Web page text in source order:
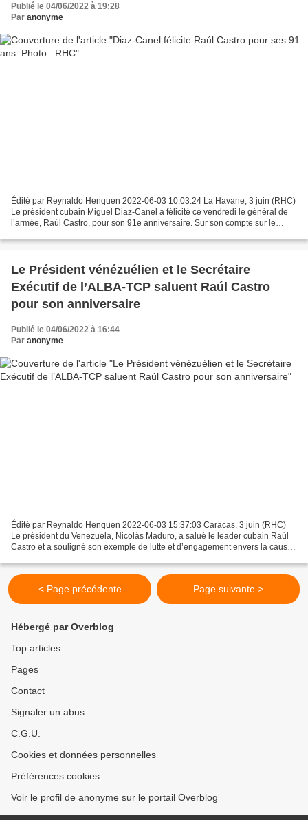
Publié le 04/06/2022 à 19:28
Par anonyme
Édité par Reynaldo Henquen 2022-06-03 10:03:24 La Havane, 3 juin (RHC)
Le président cubain Miguel Diaz-Canel a félicité ce vendredi le général de
l’armée, Raúl Castro, pour son 91e anniversaire. Sur son compte sur le
Le Président vénézuélien et le Secrétaire
Exécutif de l’ALBA-TCP saluent Raúl Castro
pour son anniversaire
Publié le 04/06/2022 à 16:44
Par anonyme
Édité par Reynaldo Henquen 2022-06-03 15:37:03 Caracas, 3 juin (RHC)
Le président du Venezuela, Nicolás Maduro, a salué le leader cubain Raúl
Castro et a souligné son exemple de lutte et d’engagement envers la cause
< Page précédente Page suivante >
Hébergé par Overblog
Top articles
Pages
Contact
Signaler un abus
C.G.U.
Cookies et données personnelles
Préférences cookies
Voir le profil de anonyme sur le portail Overblog